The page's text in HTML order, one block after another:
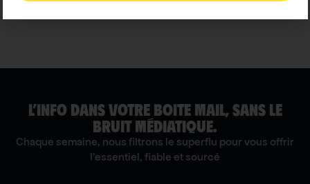
L’INFO DANS VOTRE BOITE MAIL, SANS LE
BRUIT MÉDIATIQUE.
Chaque semaine, nous filtrons le superflu pour vous offrir
l'essentiel, fiable et sourcé